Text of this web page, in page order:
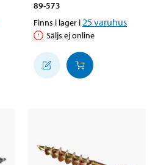
89-573
Finns i lager i 25varuhus
Säljs ej online